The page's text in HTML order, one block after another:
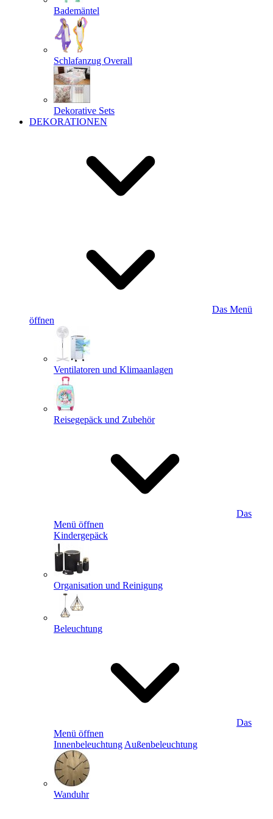
Bademäntel
Schlafanzug Overall
Dekorative Sets
DEKORATIONEN
Das Menü
öffnen
Ventilatoren und Klimaanlagen
Reisegepäck und Zubehör
Das
Menü öffnen
Kindergepäck
Organisation und Reinigung
Beleuchtung
Das
Menü öffnen
Innenbeleuchtung Außenbeleuchtung
Wanduhr